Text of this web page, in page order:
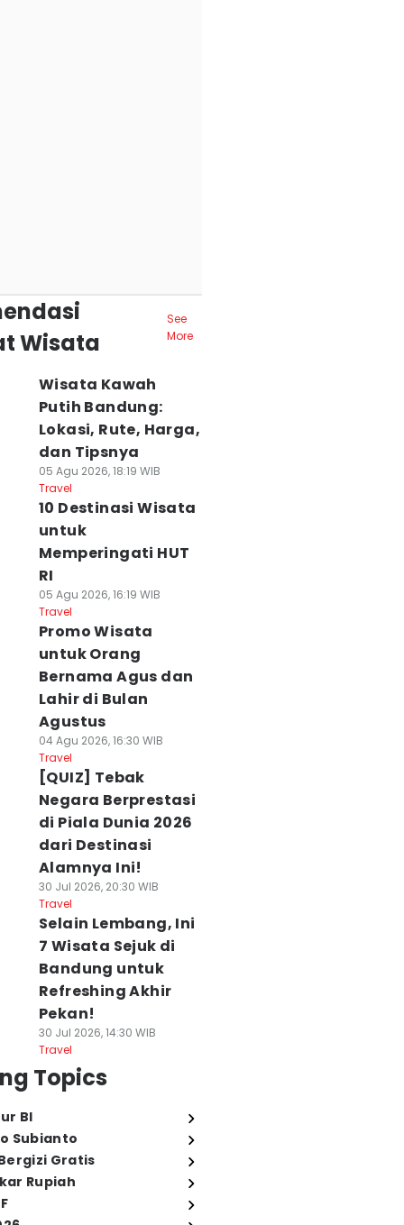
Wisata
See
More
Wisata Kawah
Putih Bandung:
Lokasi, Rute, Harga,
dan Tipsnya
05 Agu 2026, 18:19 WIB
Travel
10 Destinasi Wisata
untuk
Memperingati HUT
RI
05 Agu 2026, 16:19 WIB
Travel
Promo Wisata
untuk Orang
Bernama Agus dan
Lahir di Bulan
Agustus
04 Agu 2026, 16:30 WIB
Travel
[QUIZ] Tebak
Negara Berprestasi
di Piala Dunia 2026
dari Destinasi
Alamnya Ini!
30 Jul 2026, 20:30 WIB
Travel
Selain Lembang, Ini
7 Wisata Sejuk di
Bandung untuk
Refreshing Akhir
Pekan!
30 Jul 2026, 14:30 WIB
Travel
Topics
BI
Subianto
Gratis
Rupiah